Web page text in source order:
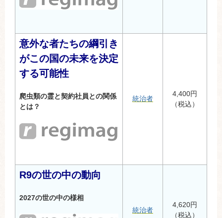
意外な者たちの綱引き
がこの国の未来を決定
する可能性
爬虫類の霊と契約社員との関係
とは？
統治者
4,400円
（税込）
R9の世の中の動向
2027の世の中の様相
統治者
4,620円
（税込）